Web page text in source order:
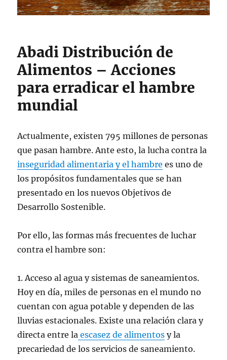
Abadi Distribución de
Alimentos – Acciones
para erradicar el hambre
mundial
Actualmente, existen 795 millones de personas
que pasan hambre. Ante esto, la lucha contra la
inseguridad alimentaria y el hambre es uno de
los propósitos fundamentales que se han
presentado en los nuevos Objetivos de
Desarrollo Sostenible.
Por ello, las formas más frecuentes de luchar
contra el hambre son:
1. Acceso al agua y sistemas de saneamientos.
Hoy en día, miles de personas en el mundo no
cuentan con agua potable y dependen de las
lluvias estacionales. Existe una relación clara y
directa entre la escasez de alimentos y la
precariedad de los servicios de saneamiento.